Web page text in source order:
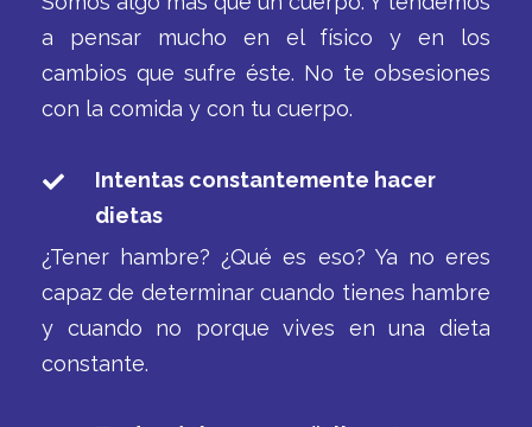
a pensar mucho en el físico y en los
cambios que sufre éste. No te obsesiones
con la comida y con tu cuerpo.
Intentas constantemente hacer
dietas
¿Tener hambre? ¿Qué es eso? Ya no eres
capaz de determinar cuando tienes hambre
y cuando no porque vives en una dieta
constante.